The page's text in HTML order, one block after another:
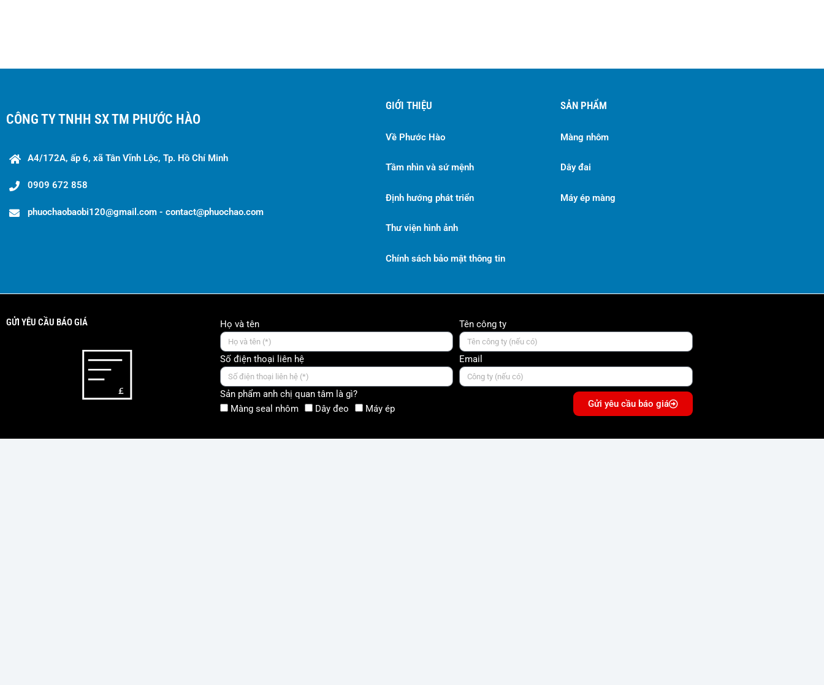
CÔNG TY TNHH SX TM PHƯỚC HÀO
A4/172A, ấp 6, xã Tân Vĩnh Lộc, Tp. Hồ Chí Minh
0909 672 858
phuochaobaobi120@gmail.com - contact@phuochao.com
GIỚI THIỆU
Về Phước Hào
Tầm nhìn và sứ mệnh
Định hướng phát triển
Thư viện hình ảnh
Chính sách bảo mật thông tin
SẢN PHẨM
Màng nhôm
Dây đai
Máy ép màng
GỬI YÊU CẦU BÁO GIÁ Họ và tên Tên công ty
Số điện thoại liên hệ Email
Sản phẩm anh chị quan tâm là gì?
Màng seal nhôm
Dây đeo Máy ép Gửi yêu cầu báo giá